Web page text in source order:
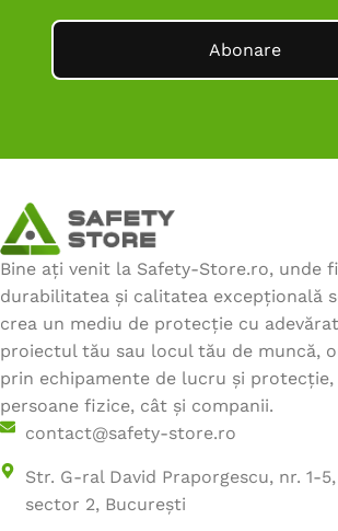
Abonare
Bine ați venit la Safety-Store.ro, unde
durabilitatea și calitatea excepțională
crea un mediu de protecție cu
proiectul tău sau locul tău de muncă,
prin echipamente de lucru și
persoane fizice, cât și companii.
contact@safety-store.ro
Str. G-ral David Praporgescu, nr. 1-5,
sector 2, București